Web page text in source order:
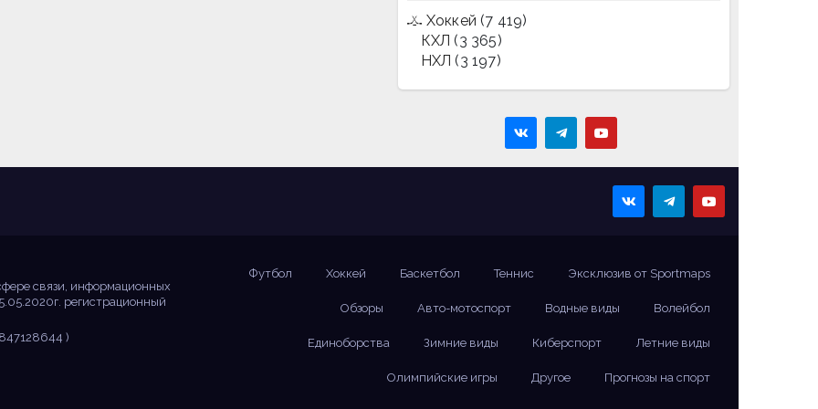
Хоккей (7 419)
КХЛ (3 365)
НХЛ (3 197)
связи, информационных
регистрационный
)
Футбол Хоккей Баскетбол Теннис Эксклюзив от Sportmaps
Обзоры Авто-мотоспорт Водные виды Волейбол
Единоборства Зимние виды Киберспорт Летние виды
Олимпийские игры Другое Прогнозы на спорт